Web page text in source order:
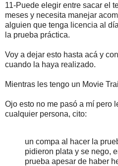
11-Puede elegir entre sacar el
meses y necesita manejar
alguien que tenga licencia al
la prueba práctica.
Voy a dejar esto hasta acá y
cuando la haya realizado.
Mientras les tengo un Movie
Ojo esto no me pasó a mí pero
cualquier persona, cito:
un compa al hacer la
pidieron plata y se nego,
prueba apesar de haber